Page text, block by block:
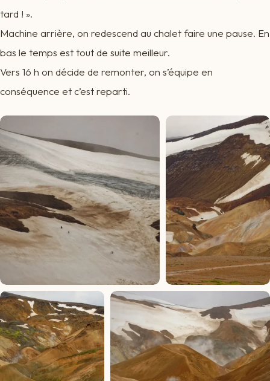
tard ! ».
Machine arrière, on redescend au chalet faire une pause. En
bas le temps est tout de suite meilleur.
Vers 16 h on décide de remonter, on s’équipe en
conséquence et c’est reparti.